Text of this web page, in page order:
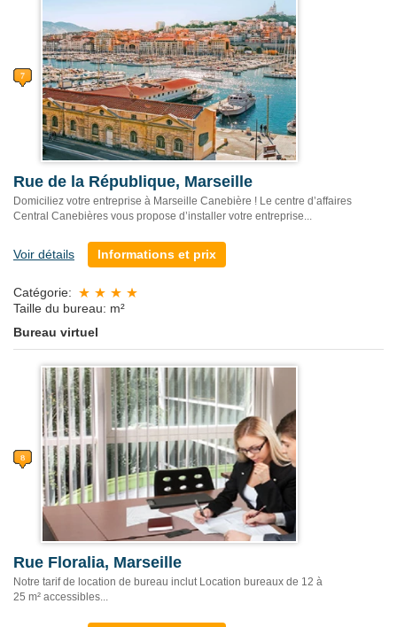
Rue de la République, Marseille
Domiciliez votre entreprise à Marseille Canebière ! Le centre d’affaires
Central Canebières vous propose d’installer votre entreprise...
Voir détails Informations et prix
Catégorie:
Taille du bureau: m²
Bureau virtuel
Rue Floralia, Marseille
Notre tarif de location de bureau inclut Location bureaux de 12 à
25 m² accessibles...